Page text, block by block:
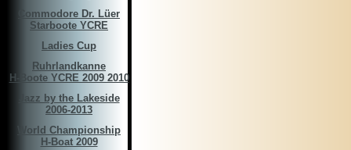
Commodore Dr. Lüer
Starboote YCRE
Ladies Cup
Ruhrlandkanne
H-Boote YCRE 2009 2010
Jazz by the Lakeside
2006-2013
World Championship
H-Boat 2009